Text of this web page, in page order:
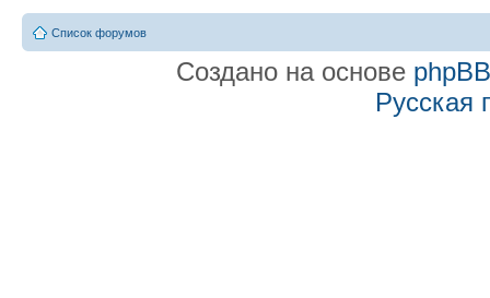
Список форумов
Создано на основе phpBB
Русская